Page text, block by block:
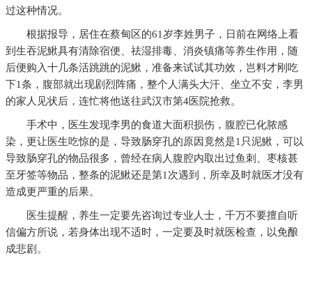
过这种情况。
根据报导，居住在蔡甸区的61岁李姓男子，日前在网络上看
到生吞泥鰍具有清除宿便、祛湿排毒、消炎镇痛等养生作用，随
后便购入十几条活跳跳的泥鰍，准备来试试其功效，岂料才刚吃
下1条，腹部就出现剧烈阵痛，整个人满头大汗、坐立不安，李男
的家人见状后，连忙将他送往武汉市第4医院抢救。
手术中，医生发现李男的食道大面积损伤，腹腔已化脓感
染，更让医生吃惊的是，导致肠穿孔的原因竟然是1只泥鰍，可以
导致肠穿孔的物品很多，曾经在病人腹腔内取出过鱼刺、枣核甚
至牙签等物品，整条的泥鰍还是第1次遇到，所幸及时就医才没有
造成更严重的后果。
医生提醒，养生一定要先咨询过专业人士，千万不要擅自听
信偏方所说，若身体出现不适时，一定要及时就医检查，以免酿
成悲剧。